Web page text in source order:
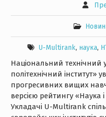
U-Multirank, наука,
Національний технічний
політехнічний інститут»
прогресивних вищих
версією рейтингу «Наука
Укладачі U-Multirank